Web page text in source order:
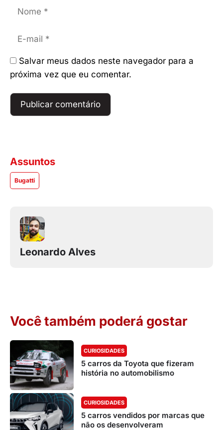
Nome
E-
mail
Salvar meus dados neste navegador para a
próxima vez que eu comentar.
Assuntos
Bugatti
Leonardo Alves
Você também poderá gostar
CURIOSIDADES
5 carros da Toyota que fizeram
história no automobilismo
CURIOSIDADES
5 carros vendidos por marcas que
não os desenvolveram